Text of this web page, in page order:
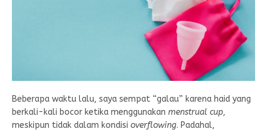
Beberapa waktu lalu, saya sempat “galau” karena haid yang
berkali-kali bocor ketika menggunakan menstrual cup,
meskipun tidak dalam kondisi overflowing. Padahal,